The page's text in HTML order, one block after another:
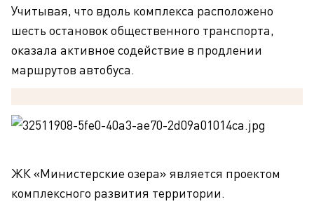
Учитывая, что вдоль комплекса расположено
шесть остановок общественного транспорта,
оказала активное содействие в продлении
маршрутов автобуса.
ЖК «Министерские озера» является проектом
комплексного развития территории.